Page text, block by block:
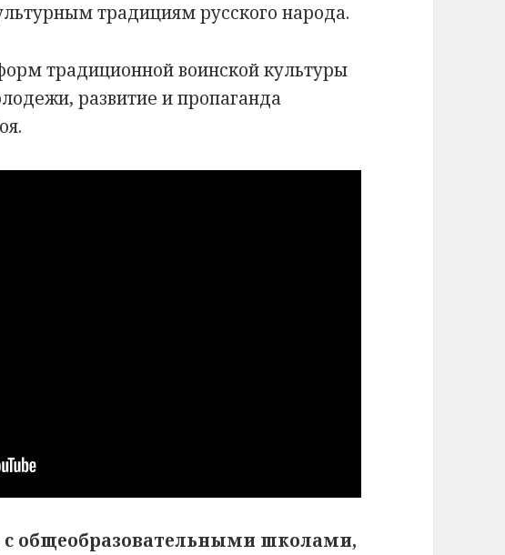
традициям русского народа.
традиционной воинской культуры
развитие и пропаганда
с общеобразовательными школами,